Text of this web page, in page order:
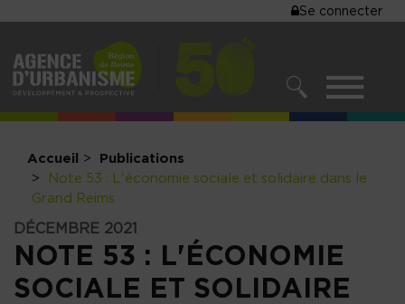
contenu
principal
MENU
DE
Se connecter
MENU
Accueil Publications
Note 53 : L'économie sociale et solidaire dans le
Grand Reims
DÉCEMBRE 2021
NOTE 53 : L'ÉCONOMIE
SOCIALE ET SOLIDAIRE